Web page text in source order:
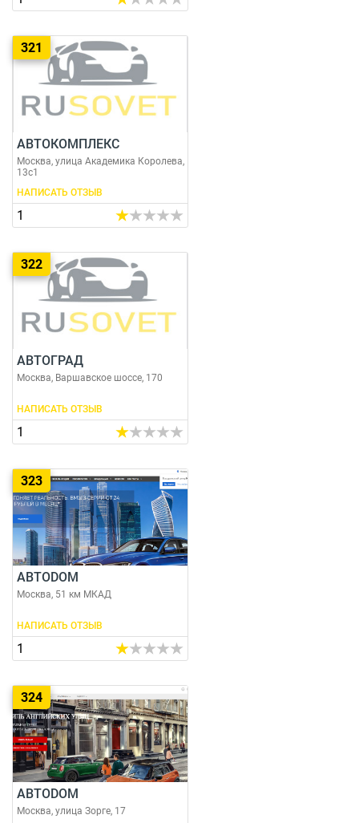
321
АВТОКОМПЛЕКС
Москва, улица Академика Королева,
13с1
НАПИСАТЬ ОТЗЫВ
1
322
АВТОГРАД
Москва, Варшавское шоссе, 170
НАПИСАТЬ ОТЗЫВ
1
323
АВТODОМ
Москва, 51 км МКАД
НАПИСАТЬ ОТЗЫВ
1
324
АВТODОМ
Москва, улица Зорге, 17